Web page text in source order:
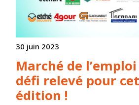
30 juin 2023
Marché de l’emploi
défi relevé pour
édition !